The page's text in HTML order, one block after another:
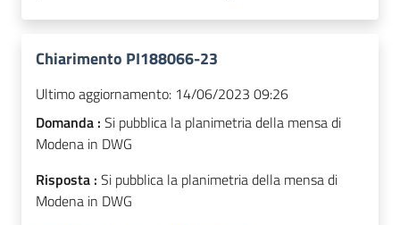
Chiarimento PI188066-23
Ultimo aggiornamento: 14/06/2023 09:26
Domanda : Si pubblica la planimetria della mensa di
Modena in DWG
Risposta : Si pubblica la planimetria della mensa di
Modena in DWG